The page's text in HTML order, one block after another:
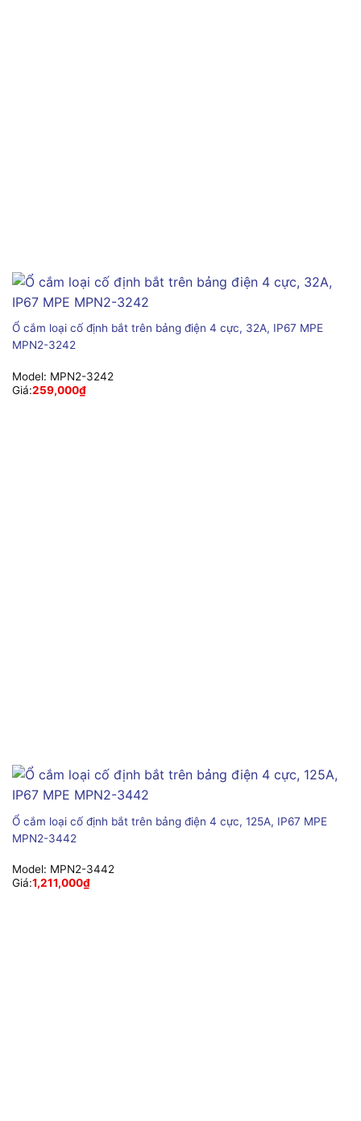
Ổ cắm loại cố định bắt trên bảng điện 4 cực, 32A, IP67 MPE
MPN2-3242
Model: MPN2-3242
Giá:259,000₫
Ổ cắm loại cố định bắt trên bảng điện 4 cực, 125A, IP67 MPE
MPN2-3442
Model: MPN2-3442
Giá:1,211,000₫